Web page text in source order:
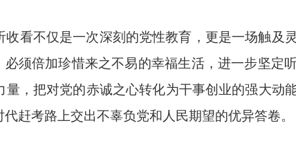
看不仅是一次深刻的党性教育，更是一场触及
必须倍加珍惜来之不易的幸福生活，进一步坚定
，把对党的赤诚之心转化为干事创业的强大动
赶考路上交出不辜负党和人民期望的优异答卷。